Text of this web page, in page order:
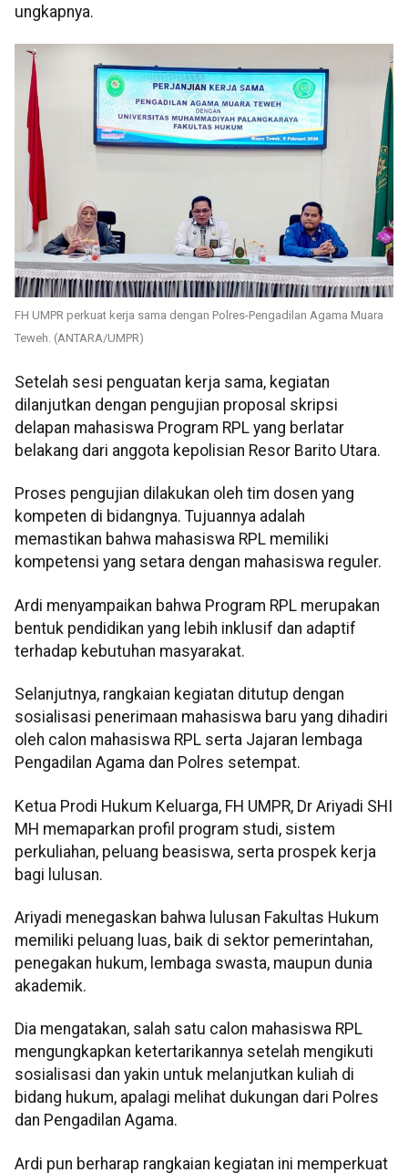
ungkapnya.
FH UMPR perkuat kerja sama dengan Polres-Pengadilan Agama Muara
Teweh. (ANTARA/UMPR)
Setelah sesi penguatan kerja sama, kegiatan
dilanjutkan dengan pengujian proposal skripsi
delapan mahasiswa Program RPL yang berlatar
belakang dari anggota kepolisian Resor Barito Utara.
Proses pengujian dilakukan oleh tim dosen yang
kompeten di bidangnya. Tujuannya adalah
memastikan bahwa mahasiswa RPL memiliki
kompetensi yang setara dengan mahasiswa reguler.
Ardi menyampaikan bahwa Program RPL merupakan
bentuk pendidikan yang lebih inklusif dan adaptif
terhadap kebutuhan masyarakat.
Selanjutnya, rangkaian kegiatan ditutup dengan
sosialisasi penerimaan mahasiswa baru yang dihadiri
oleh calon mahasiswa RPL serta Jajaran lembaga
Pengadilan Agama dan Polres setempat.
Ketua Prodi Hukum Keluarga, FH UMPR, Dr Ariyadi SHI
MH memaparkan profil program studi, sistem
perkuliahan, peluang beasiswa, serta prospek kerja
bagi lulusan.
Ariyadi menegaskan bahwa lulusan Fakultas Hukum
memiliki peluang luas, baik di sektor pemerintahan,
penegakan hukum, lembaga swasta, maupun dunia
akademik.
Dia mengatakan, salah satu calon mahasiswa RPL
mengungkapkan ketertarikannya setelah mengikuti
sosialisasi dan yakin untuk melanjutkan kuliah di
bidang hukum, apalagi melihat dukungan dari Polres
dan Pengadilan Agama.
Ardi pun berharap rangkaian kegiatan ini memperkuat